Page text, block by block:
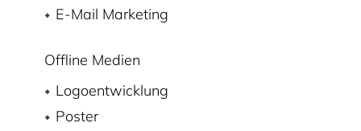
E-Mail Marketing
Offline Medien
Logoentwicklung
Poster